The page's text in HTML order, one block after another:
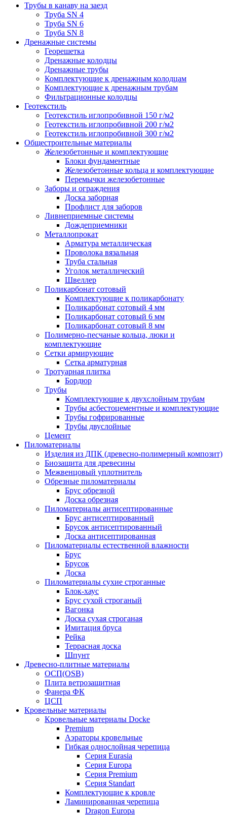
Трубы в канаву на заезд
Труба SN 4
Труба SN 6
Труба SN 8
Дренажные системы
Георешетка
Дренажные колодцы
Дренажные трубы
Комплектующие к дренажным колодцам
Комплектующие к дренажным трубам
Фильтрационные колодцы
Геотекстиль
Геотекстиль иглопробивной 150 г/м2
Геотекстиль иглопробивной 200 г/м2
Геотекстиль иглопробивной 300 г/м2
Общестроительные материалы
Железобетонные и комплектующие
Блоки фундаментные
Железобетонные кольца и комплектующие
Перемычки железобетонные
Заборы и ограждения
Доска заборная
Профлист для заборов
Ливнеприемные системы
Дождеприемники
Металлопрокат
Арматура металлическая
Проволока вязальная
Труба стальная
Уголок металлический
Швеллер
Поликарбонат сотовый
Комплектующие к поликарбонату
Поликарбонат сотовый 4 мм
Поликарбонат сотовый 6 мм
Поликарбонат сотовый 8 мм
Полимерно-песчаные кольца, люки и
комплектующие
Сетки армирующие
Сетка арматурная
Тротуарная плитка
Бордюр
Трубы
Комплектующие к двухслойным трубам
Трубы асбестоцементные и комплектующие
Трубы гофрированные
Трубы двуслойные
Цемент
Пиломатериалы
Изделия из ДПК (древесно-полимерный композит)
Биозащита для древесины
Межвенцовый уплотнитель
Обрезные пиломатериалы
Брус обрезной
Доска обрезная
Пиломатериалы антисептированные
Брус антисептированный
Брусок антисептированный
Доска антисептированная
Пиломатериалы естественной влажности
Брус
Брусок
Доска
Пиломатериалы сухие строганные
Блок-хаус
Брус сухой строганый
Вагонка
Доска сухая строганая
Имитация бруса
Рейка
Террасная доска
Шпунт
Древесно-плитные материалы
ОСП(OSB)
Плита ветрозащитная
Фанера ФК
ЦСП
Кровельные материалы
Кровельные материалы Docke
Premium
Аэраторы кровельные
Гибкая однослойная черепица
Серия Eurasia
Серия Europa
Серия Premium
Серия Standart
Комплектующие к кровле
Ламинированная черепица
Dragon Europa